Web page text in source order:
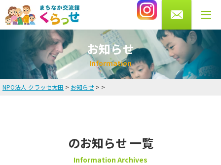
0276-56-4433
受付時間 月・水・木・金 10～13時/14～20時
土曜 9～16時まで（火・日曜休館）
HOME
お知らせ
Information
NPO法人 クラッセ太田 > お知らせ > >
のお知らせ 一覧
Information Archives